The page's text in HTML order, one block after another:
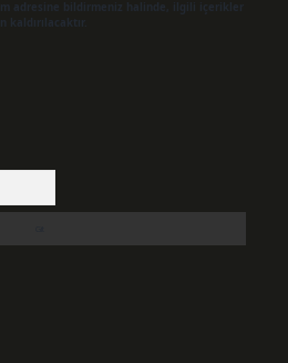
adresine bildirmeniz halinde, ilgili içerikler